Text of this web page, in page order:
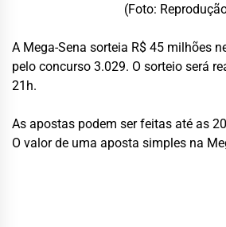
(Foto:
A Mega-Sena sorteia R$ 45 milhões
pelo concurso 3.029. O sorteio será
21h.
As apostas podem ser feitas até as
O valor de uma aposta simples na